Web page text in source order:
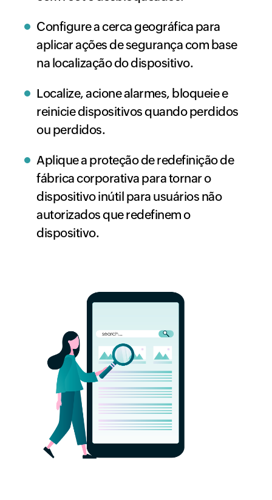
Configure a cerca geográfica para
aplicar ações de segurança com base
na localização do dispositivo.
Localize, acione alarmes, bloqueie e
reinicie dispositivos quando perdidos
ou perdidos.
Aplique a proteção de redefinição de
fábrica corporativa para tornar o
dispositivo inútil para usuários não
autorizados que redefinem o
dispositivo.